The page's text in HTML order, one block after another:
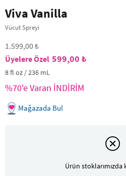
Viva Vanilla
Vücut Spreyi
1.599,00 ₺
599,00 ₺
8 fl oz / 236 mL
%70'e Varan İNDİRİM
Mağazada Bul
Ürün stoklarımızda